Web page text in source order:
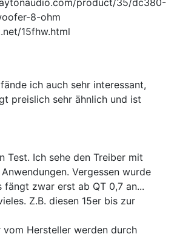
8-ohm
15fhw.html
ich auch sehr interessant,
preislich sehr ähnlich und ist
Test. Ich sehe den Treiber mit
Vergessen wurde
fängt zwar erst ab QT 0,7 an...
Z.B. diesen 15er bis zur
Hersteller werden durch